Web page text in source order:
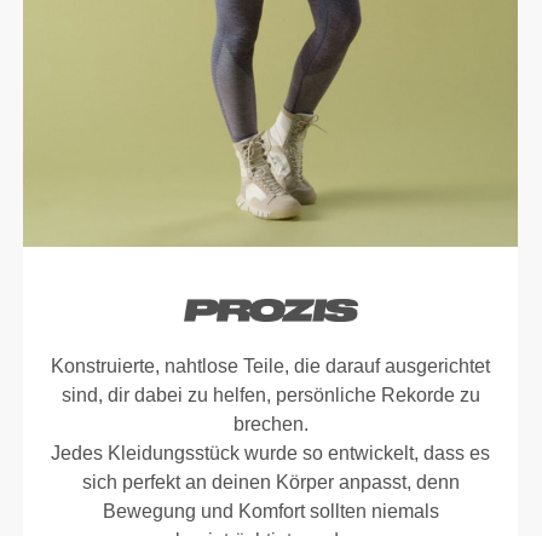
Konstruierte, nahtlose Teile, die darauf ausgerichtet
sind, dir dabei zu helfen, persönliche Rekorde zu
brechen.
Jedes Kleidungsstück wurde so entwickelt, dass es
sich perfekt an deinen Körper anpasst, denn
Bewegung und Komfort sollten niemals